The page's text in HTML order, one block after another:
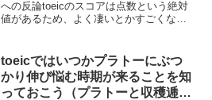
への反論toeicのスコアは点数という絶対
値があるため、よく凄いとかすごくない
た私のスコアは８８０点ですが、英語の
下地はほとんど...
toeicではいつかプラトーにぶつ
かり伸び悩む時期が来ることを知
っておこう（プラトーと収穫逓減